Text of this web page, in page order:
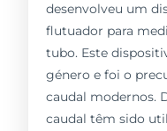
desenvolveu um
flutuador para
tubo. Este
género e foi o
caudal modernos.
caudal têm sido